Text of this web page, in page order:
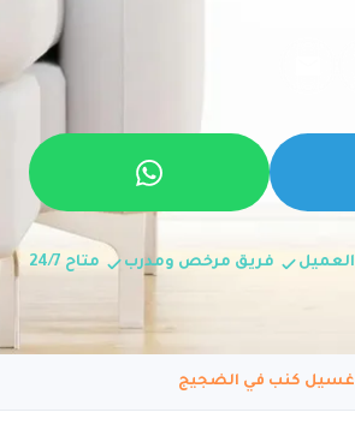
فريق مرخص ومدرب متاح 24/7
غسيل كنب في الضجيج